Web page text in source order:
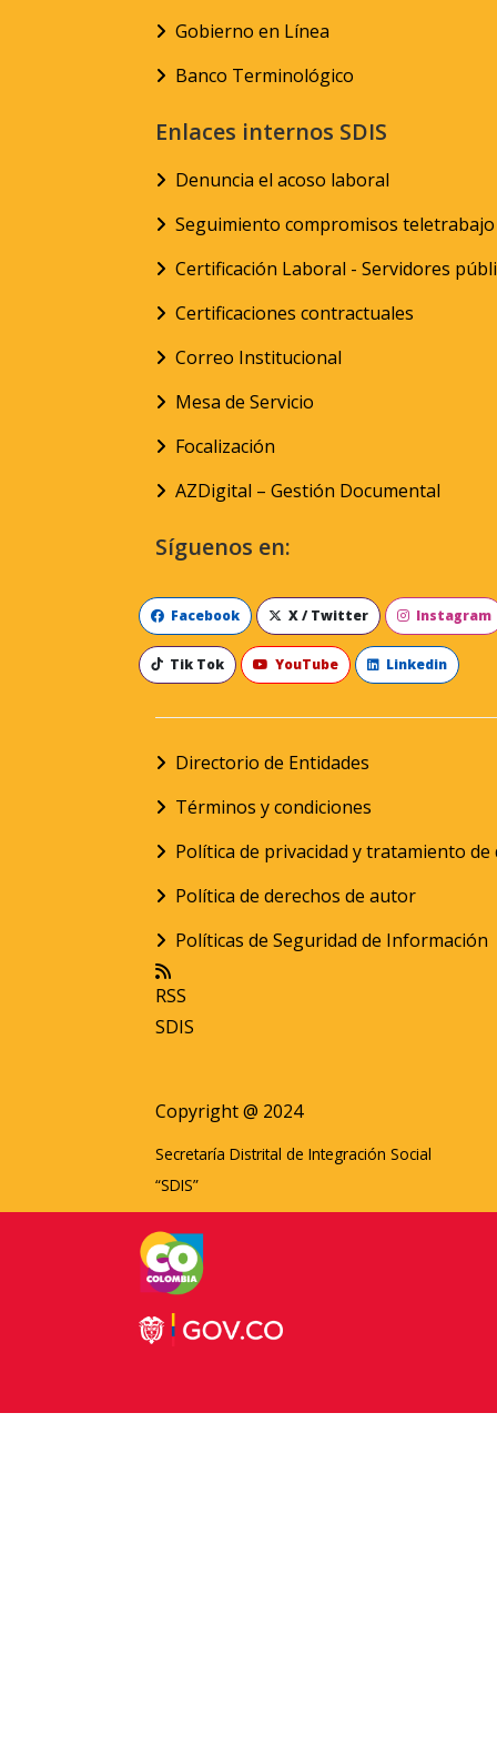
Gobierno en Línea
Banco Terminológico
Enlaces internos SDIS
Denuncia el acoso laboral
Seguimiento compromisos teletrabajo
Certificación Laboral - Servidores
Certificaciones contractuales
Correo Institucional
Mesa de Servicio
Focalización
AZDigital – Gestión Documental
Síguenos en:
Facebook X / Twitter Instagram
Tik Tok YouTube Linkedin
Directorio de Entidades
Términos y condiciones
Política de privacidad y tratamiento
Política de derechos de autor
Políticas de Seguridad de Información
RSS
SDIS
Copyright @ 2024
Secretaría Distrital de Integración Social
“SDIS”